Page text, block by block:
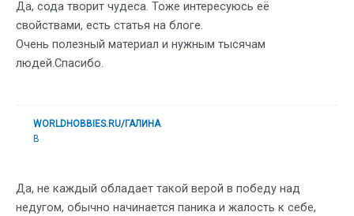
Да, сода творит чудеса. Тоже интересуюсь её
свойствами, есть статья на блоге.
Очень полезный материал и нужным тысячам
людей.Спасибо.
WORLDHOBBIES.RU/ГАЛИНА
В
Да, не каждый обладает такой верой в победу над
недугом, обычно начинается паника и жалость к себе,